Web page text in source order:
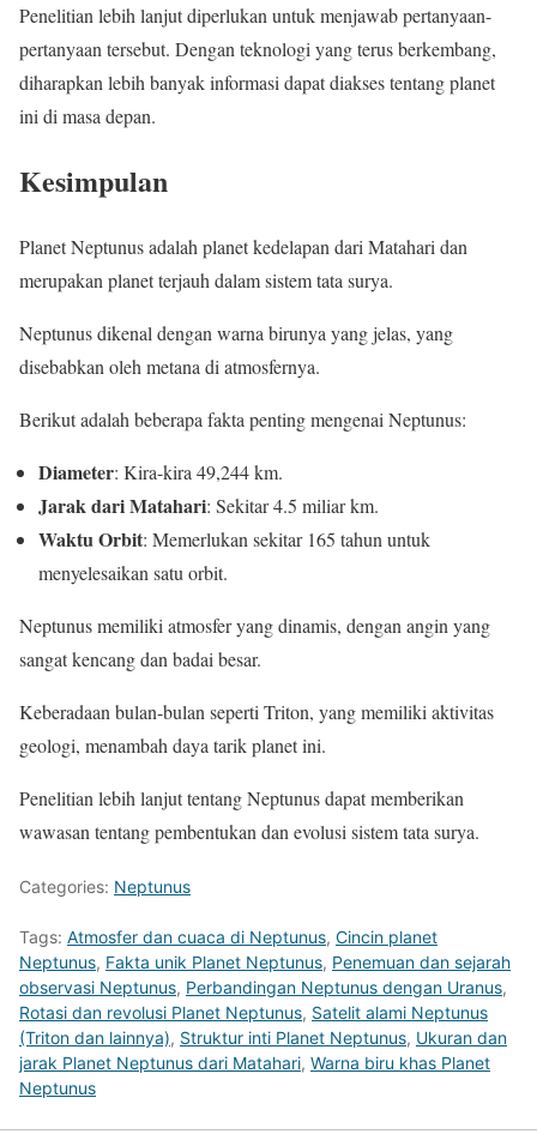
Penelitian lebih lanjut diperlukan untuk menjawab pertanyaan-
pertanyaan tersebut. Dengan teknologi yang terus berkembang,
diharapkan lebih banyak informasi dapat diakses tentang planet
ini di masa depan.
Kesimpulan
Planet Neptunus adalah planet kedelapan dari Matahari dan
merupakan planet terjauh dalam sistem tata surya.
Neptunus dikenal dengan warna birunya yang jelas, yang
disebabkan oleh metana di atmosfernya.
Berikut adalah beberapa fakta penting mengenai Neptunus:
Diameter: Kira-kira 49,244 km.
Jarak dari Matahari: Sekitar 4.5 miliar km.
Waktu Orbit: Memerlukan sekitar 165 tahun untuk
menyelesaikan satu orbit.
Neptunus memiliki atmosfer yang dinamis, dengan angin yang
sangat kencang dan badai besar.
Keberadaan bulan-bulan seperti Triton, yang memiliki aktivitas
geologi, menambah daya tarik planet ini.
Penelitian lebih lanjut tentang Neptunus dapat memberikan
wawasan tentang pembentukan dan evolusi sistem tata surya.
Categories: Neptunus
Tags: Atmosfer dan cuaca di Neptunus, Cincin planet
Neptunus, Fakta unik Planet Neptunus, Penemuan dan sejarah
observasi Neptunus, Perbandingan Neptunus dengan Uranus,
Rotasi dan revolusi Planet Neptunus, Satelit alami Neptunus
(Triton dan lainnya), Struktur inti Planet Neptunus, Ukuran dan
jarak Planet Neptunus dari Matahari, Warna biru khas Planet
Neptunus